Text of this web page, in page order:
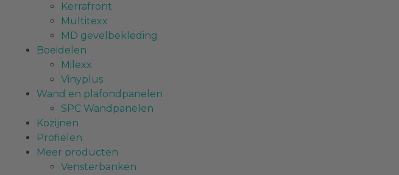
Kerrafront
Multitexx
MD gevelbekleding
Boeidelen
Milexx
Vinyplus
Wand en plafondpanelen
SPC Wandpanelen
Kozijnen
Profielen
Meer producten
Vensterbanken